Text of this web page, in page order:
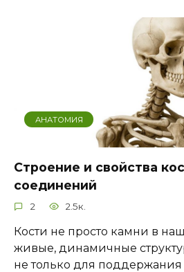
АНАТОМИЯ
Строение и свойства
соединений
2 2.5к.
Кости не просто камни в
живые, динамичные
не только для поддержания